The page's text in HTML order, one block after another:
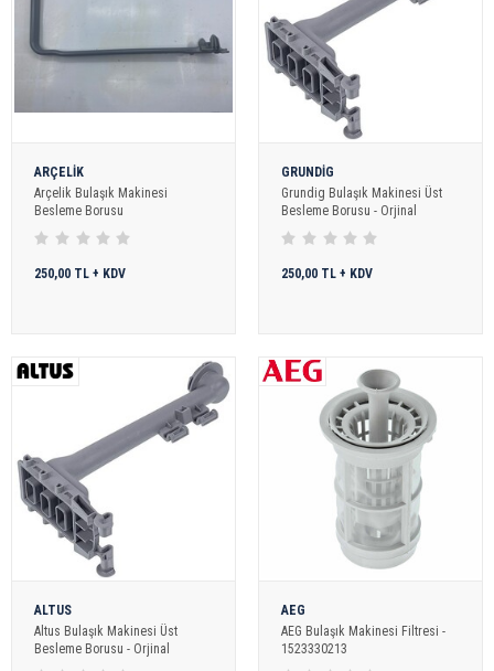
ARÇELİK
Arçelik Bulaşık Makinesi
Besleme Borusu
250,00 TL + KDV
GRUNDİG
Grundig Bulaşık Makinesi Üst
Besleme Borusu - Orjinal
250,00 TL + KDV
ALTUS
Altus Bulaşık Makinesi Üst
Besleme Borusu - Orjinal
AEG
AEG Bulaşık Makinesi Filtresi -
1523330213